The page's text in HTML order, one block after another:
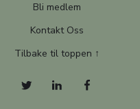
Bli medlem
Kontakt Oss
Tilbake til toppen ↑